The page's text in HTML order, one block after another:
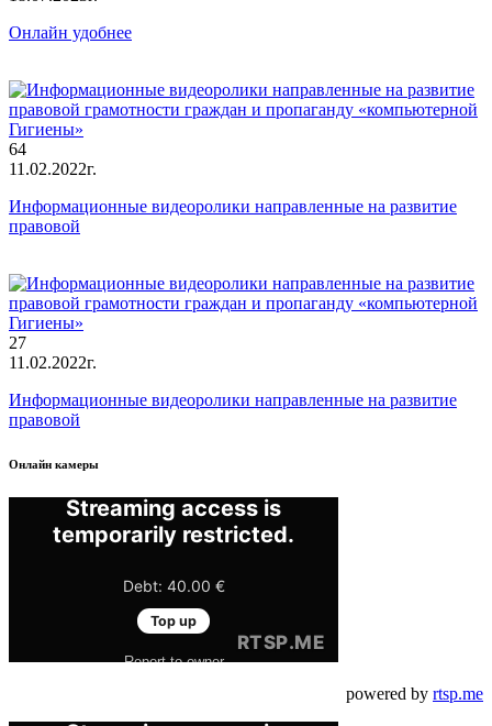
Онлайн удобнее
64
11.02.2022г.
Информационные видеоролики направленные на развитие
правовой
27
11.02.2022г.
Информационные видеоролики направленные на развитие
правовой
Онлайн камеры
powered by rtsp.me